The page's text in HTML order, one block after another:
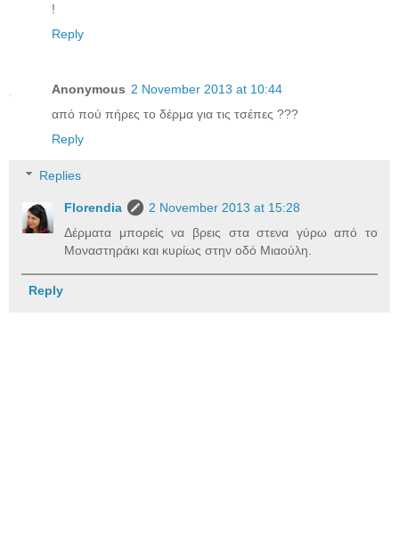
!
Reply
Anonymous 2 November 2013 at 10:44
από πού πήρες το δέρμα για τις τσέπες ???
Reply
Replies
Florendia
2 November 2013 at 15:28
Δέρματα μπορείς να βρεις στα στενα γύρω από το
Μοναστηράκι και κυρίως στην οδό Μιαούλη.
Reply